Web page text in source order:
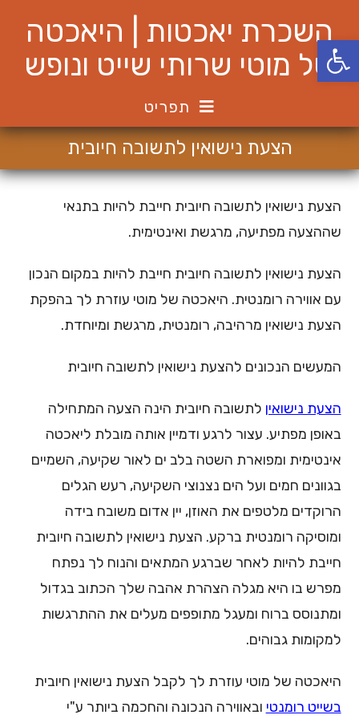
פתח סרגל נגישות
contentהשכרת יאכטות | היאכטה
של מוטי שרותי שייט ונופש
תפריט
הצעת נישואין לתשובה חיובית
הצעת נישואין לתשובה חיובית חייבת להיות בתנאי
שההצעה מפתיעה, מרגשת ואינטימית.
הצעת נישואין לתשובה חיובית חייבת להיות במקום הנכון
עם אווירה רומנטית. היאכטה של מוטי עוזרת לך בהפקת
הצעת נישואין מרהיבה, רומנטית, מרגשת ומיוחדת.
המעשים הנכונים להצעת נישואין לתשובה חיובית
הצעת נישואין לתשובה חיובית הינה הצעה המתחילה
באופן מפתיע. עצור לרגע ודמיין אותה מובלת ליאכטה
אינטימית ומפוארת השטה בלב ים לאור שקיעה, השמיים
בגוונים חמים ועל הים נצנוצי השקיעה, רעש הגלים
הרוקדים מלטפים את האוזן, יין אדום משובח בידה
ומוסיקה רומנטית ברקע. הצעת נישואין לתשובה חיובית
חייבת להיות לאחר שברגע המתאים והנוח לך נפתח
מפרש בו היא מגלה הצהרת אהבה שלך הכתוב בגדול
ומתנוסס ברוח ומעגל מתופפים מעלים את ההתרגשות
למקומות גבוהים.
היאכטה של מוטי עוזרת לך לקבל הצעת נישואין חיובית
בשייט רומנטי ובאווירה הנכונה והחכמה ביותר ע"י